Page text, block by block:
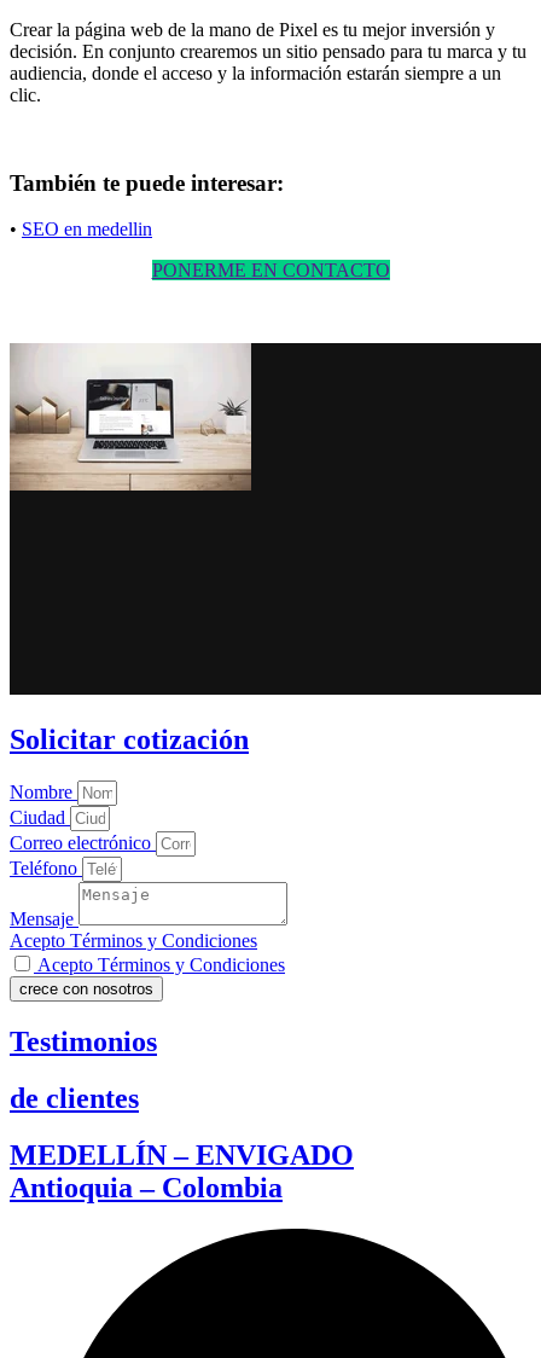
Crear la página web de la mano de Pixel es tu mejor inversión y
decisión. En conjunto crearemos un sitio pensado para tu marca y tu
audiencia, donde el acceso y la información estarán siempre a un
clic.
También te puede interesar:
• SEO en medellin
PONERME EN CONTACTO
Solicitar cotización
Nombre
Ciudad
Correo electrónico
Teléfono
Mensaje
Acepto Términos y Condiciones
Acepto Términos y Condiciones
crece con nosotros
Testimonios
de clientes
MEDELLÍN – ENVIGADO
Antioquia – Colombia